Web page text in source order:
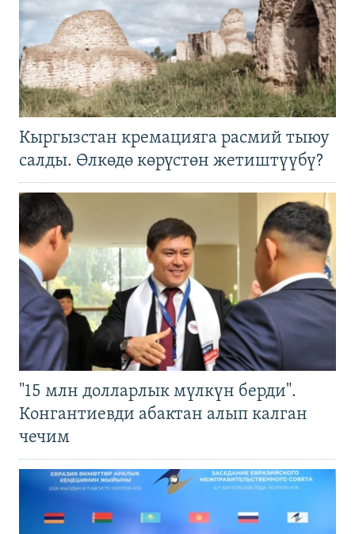
Кыргызстан кремацияга расмий тыюу
салды. Өлкөдө көрүстөн жетиштүүбү?
"15 млн долларлык мүлкүн берди".
Конгантиевди абактан алып калган
чечим